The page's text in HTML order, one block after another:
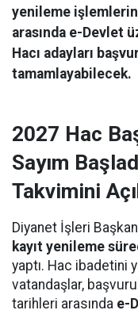
yenileme
arasında e-Devlet
Hacı adayları
tamamlayabilecek.
2027 Hac
Sayım
Takvimini
Diyanet İşleri
kayıt yenileme
yaptı. Hac ibadetini
vatandaşlar,
tarihleri arasında e-